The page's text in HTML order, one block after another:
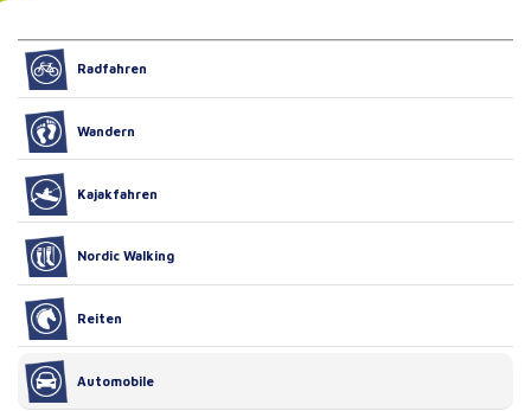
Radfahren
Wandern
Kajakfahren
Nordic Walking
Reiten
Automobile